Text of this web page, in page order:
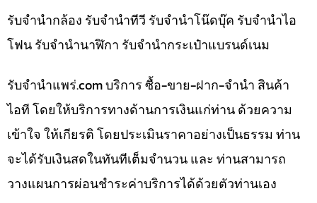
รับจำนำกล้อง รับจำนำทีวี รับจำนำโน๊ดบุ๊ค รับจำนำไอ
โฟน รับจำนำนาฬิกา รับจำนำกระเป๋าแบรนด์เนม
รับจํานําแพร่.com บริการ ซื้อ-ขาย-ฝาก-จำนำ สินค้า
ไอที โดยให้บริการทางด้านการเงินแก่ท่าน ด้วยความ
เข้าใจ ให้เกียรติ โดยประเมินราคาอย่างเป็นธรรม ท่าน
จะได้รับเงินสดในทันทีเต็มจำนวน และ ท่านสามารถ
วางแผนการผ่อนชำระค่าบริการได้ด้วยตัวท่านเอง